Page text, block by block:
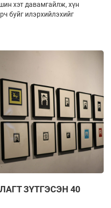
хэт давамгайлж, хүн
буйг илэрхийлэхийг
ЗҮТГЭСЭН 40